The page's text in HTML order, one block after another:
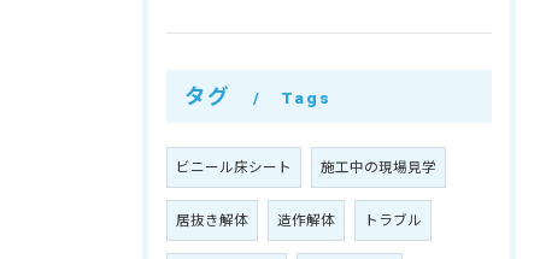
タグ Tags
ビニール床シート 施工中の現場見学
居抜き解体 造作解体 トラブル